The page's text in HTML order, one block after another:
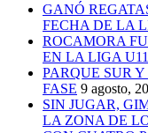
GANÓ
FECHA DE LA
ROCAMORA
EN LA LIGA U11
PARQUE SUR
FASE 9 agosto,
SIN JUGAR,
LA ZONA DE